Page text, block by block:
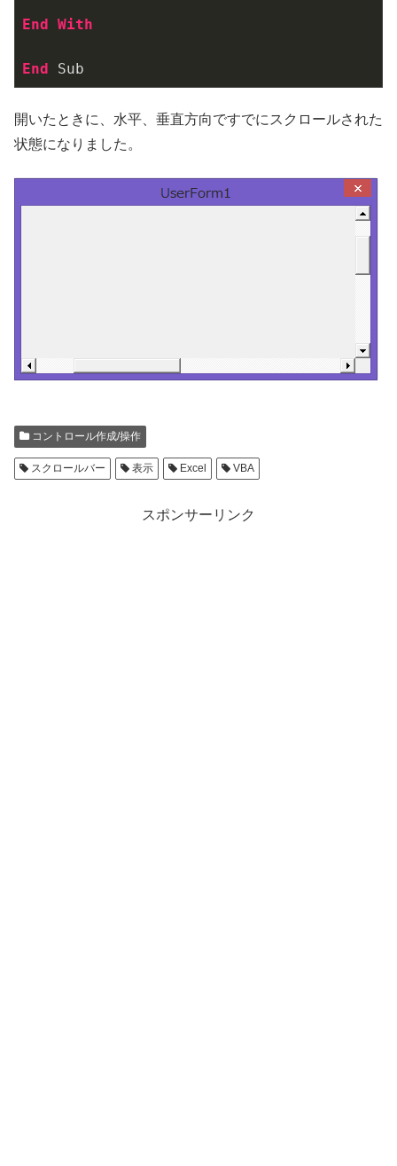
End With
End Sub
開いたときに、水平、垂直方向ですでにスクロールされた
状態になりました。
コントロール作成/操作
スクロールバー 表示 Excel VBA
スポンサーリンク